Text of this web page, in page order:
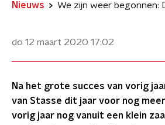
Nieuws
do 12 maart 2020 17:02
Na het grote succes van vorig
van Stasse dit jaar voor nog
vorig jaar nog vanuit een klein